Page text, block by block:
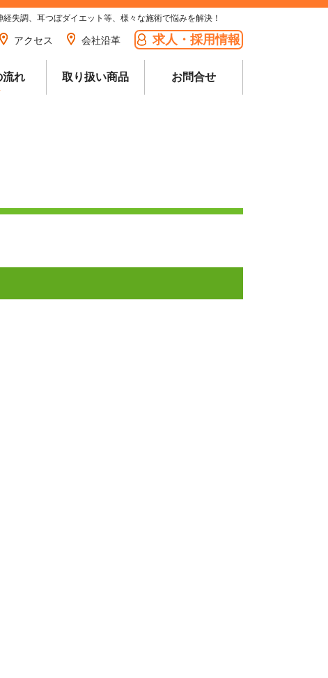
失調、耳つぼダイエット等、様々な施術で悩みを解決！
アクセス 会社沿革 求人・採用情報
流れ 取り扱い商品 お問合せ